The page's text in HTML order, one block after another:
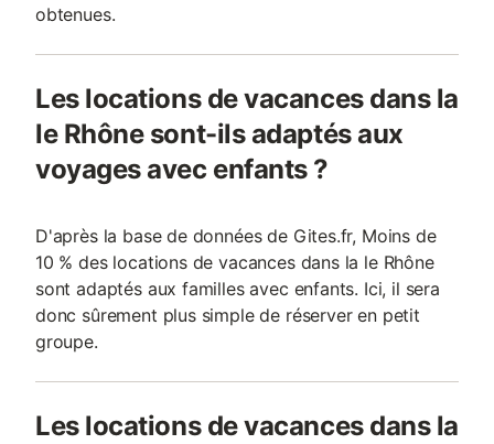
obtenues.
Les locations de vacances dans la
le Rhône sont-ils adaptés aux
voyages avec enfants ?
D'après la base de données de Gites.fr, Moins de
10 % des locations de vacances dans la le Rhône
sont adaptés aux familles avec enfants. Ici, il sera
donc sûrement plus simple de réserver en petit
groupe.
Les locations de vacances dans la